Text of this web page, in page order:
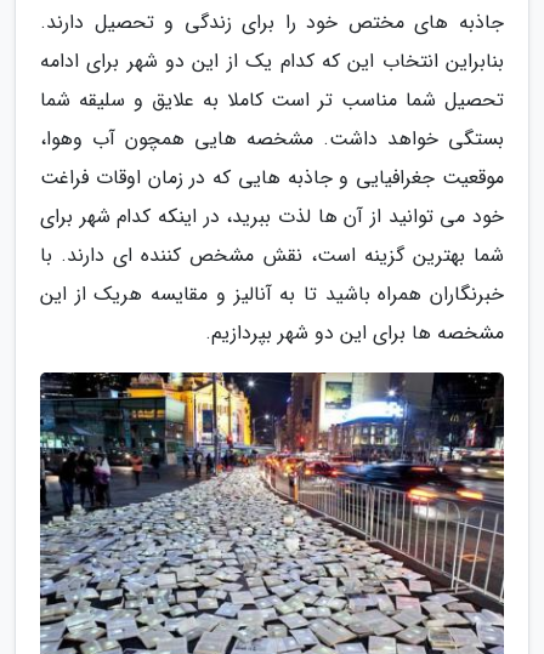
جاذبه های مختص خود را برای زندگی و تحصیل دارند.
بنابراین انتخاب این که کدام یک از این دو شهر برای ادامه
تحصیل شما مناسب تر است کاملا به علایق و سلیقه شما
بستگی خواهد داشت. مشخصه هایی همچون آب وهوا،
موقعیت جغرافیایی و جاذبه هایی که در زمان اوقات فراغت
خود می توانید از آن ها لذت ببرید، در اینکه کدام شهر برای
شما بهترین گزینه است، نقش مشخص کننده ای دارند. با
خبرنگاران همراه باشید تا به آنالیز و مقایسه هریک از این
مشخصه ها برای این دو شهر بپردازیم.